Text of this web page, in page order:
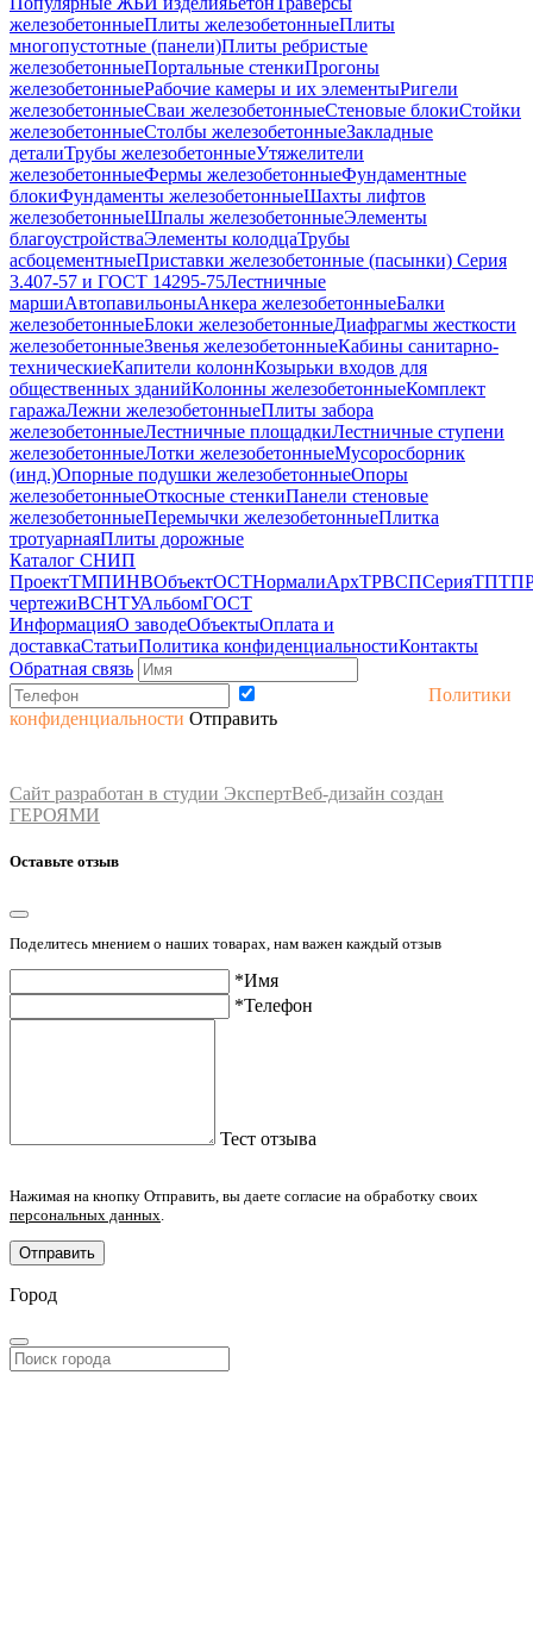
железобетонныеПлиты железобетонныеПлиты
многопустотные (панели)Плиты ребристые
железобетонныеПортальные стенкиПрогоны
железобетонныеРабочие камеры и их элементыРигели
железобетонныеСваи железобетонныеСтеновые блокиСтойки
железобетонныеСтолбы железобетонныеЗакладные
деталиТрубы железобетонныеУтяжелители
железобетонныеФермы железобетонныеФундаментные
блокиФундаменты железобетонныеШахты лифтов
железобетонныеШпалы железобетонныеЭлементы
благоустройстваЭлементы колодцаТрубы
асбоцементныеПриставки железобетонные (пасынки) Серия
3.407-57 и ГОСТ 14295-75Лестничные
маршиАвтопавильоныАнкера железобетонныеБалки
железобетонныеБлоки железобетонныеДиафрагмы жесткости
железобетонныеЗвенья железобетонныеКабины санитарно-
техническиеКапители колоннКозырьки входов для
общественных зданийКолонны железобетонныеКомплект
гаражаЛежни железобетонныеПлиты забора
железобетонныеЛестничные площадкиЛестничные ступени
железобетонныеЛотки железобетонныеМусоросборник
(инд.)Опорные подушки железобетонныеОпоры
железобетонныеОткосные стенкиПанели стеновые
железобетонныеПеремычки железобетонныеПлитка
тротуарнаяПлиты дорожные
Каталог СНИП
ПроектТМПИНВОбъектОСТНормалиАрхТРВСПСерияТП
чертежиВСНТУАльбомГОСТ
ИнформацияО заводеОбъектыОплата и
доставкаСтатьиПолитика конфиденциальностиКонтакты
Обратная связь
Политики
конфиденциальности Отправить
Сайт разработан в студии ЭкспертВеб-дизайн создан
ГЕРОЯМИ
Оставьте отзыв
Поделитесь мнением о наших товарах, нам важен каждый отзыв
*Имя
*Телефон
Тест отзыва
Нажимая на кнопку Отправить, вы даете согласие на обработку своих
персональных данных.
Отправить
Город